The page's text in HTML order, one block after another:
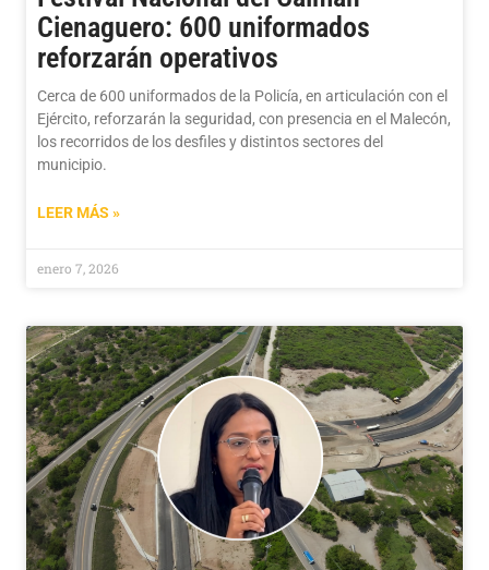
Cienaguero: 600 uniformados
reforzarán operativos
Cerca de 600 uniformados de la Policía, en articulación con el
Ejército, reforzarán la seguridad, con presencia en el Malecón,
los recorridos de los desfiles y distintos sectores del
municipio.
LEER MÁS »
enero 7, 2026